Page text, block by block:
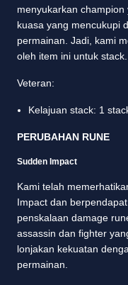
menyukarkan
kuasa yang mencukupi
permainan. Jadi, kami
oleh item ini untuk stack.
Veteran:
Kelajuan stack: 1
PERUBAHAN RUNE
Sudden Impact
Kami telah
Impact dan
penskalaan damage
assassin dan fighter
lonjakan kekuatan
permainan.